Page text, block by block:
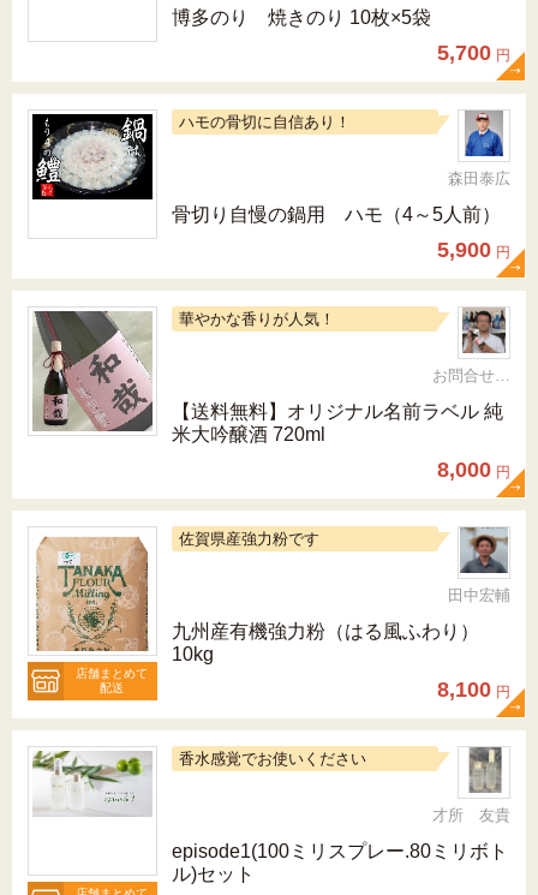
博多のり 焼きのり 10枚×5袋
5,700 円
ハモの骨切に自信あり！
森田泰広
骨切り自慢の鍋用 ハモ（4～5人前）
5,900 円
華やかな香りが人気！
お問合せ 092-321-1597
【送料無料】オリジナル名前ラベル 純
米大吟醸酒 720ml
8,000 円
店舗まとめて
配送
佐賀県産強力粉です
田中宏輔
九州産有機強力粉（はる風ふわり）
10kg
8,100 円
香水感覚でお使いください
才所 友貴
episode1(100ミリスプレー.80ミリボト
ル)セット